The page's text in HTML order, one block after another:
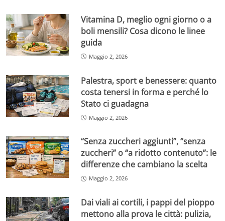
Vitamina D, meglio ogni giorno o a
boli mensili? Cosa dicono le linee
guida
Maggio 2, 2026
Palestra, sport e benessere: quanto
costa tenersi in forma e perché lo
Stato ci guadagna
Maggio 2, 2026
“Senza zuccheri aggiunti”, “senza
zuccheri” o “a ridotto contenuto”: le
differenze che cambiano la scelta
Maggio 2, 2026
Dai viali ai cortili, i pappi del pioppo
mettono alla prova le città: pulizia,